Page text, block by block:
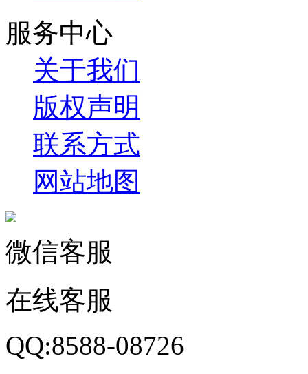
服务中心
关于我们
版权声明
联系方式
网站地图
微信客服
在线客服
QQ:8588-08726